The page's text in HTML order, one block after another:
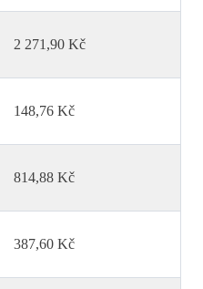
2 271,90 Kč
148,76 Kč
814,88 Kč
387,60 Kč